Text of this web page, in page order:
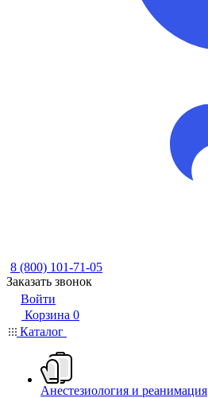
8 (800) 101-71-05
Заказать звонок
Войти
Корзина 0
Каталог
Анестезиология и реанимация